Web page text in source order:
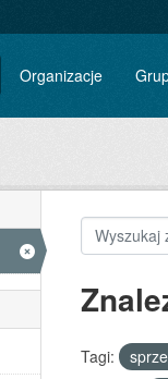
Organizacje
Tagi: